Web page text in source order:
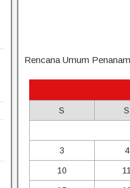
Rencana Umum
S S
3 4
10 11